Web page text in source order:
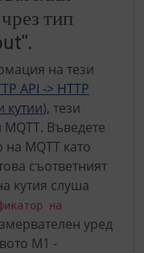
тип
на тези
API -> HTTP
кутии), тези
Въведете
MQTT като
съответният
кутия слуша
на
уред
M1 -